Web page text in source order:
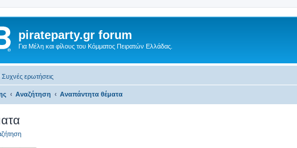
pirateparty.gr forum
Για Μέλη και φίλους του Κόμματος Πειρατών Ελλάδας.
Συχνές ερωτήσεις
Αναζήτηση Αναπάντητα θέματα